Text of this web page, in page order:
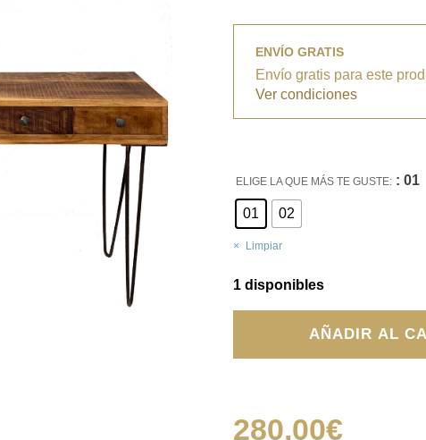
cliente
ENVÍO GRATIS
Envío gratis para este
Ver condiciones
ELIGE LA QUE MÁS TE GUSTE: : 01
01 02
Limpiar
1 disponibles
cantidad
AÑADIR AL
280,00€